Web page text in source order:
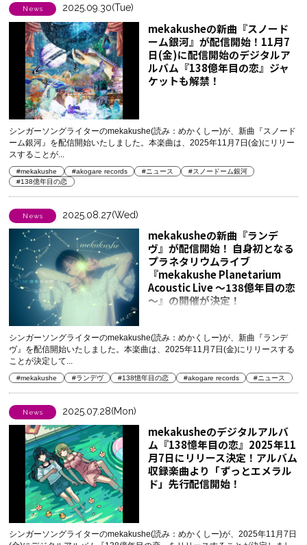
News 2025.09.30(Tue)
mekakusheの新曲『スノード
ーム銀河』が配信開始！11月7
日(金)に配信開始のデジタルア
ルバム『138億年目の恋』ジャ
ケットも解禁！
シンガーソングライターのmekakushe(読み：めかくしー)が、新曲『スノード
ーム銀河』を配信開始いたしました。本楽曲は、2025年11月7日(金)にリリー
スすることが...
#mekakushe #akogare records #ニュース
#スノードーム銀河
#138億年目の恋
News 2025.08.27(Wed)
mekakusheの新曲『ランデ
ヴ』が配信開始！ 自身初となる
プラネタリウムライブ
『mekakushe Planetarium
Acoustic Live ～138億年目の恋
～』の開催が決定！
シンガーソングライターのmekakushe(読み：めかくしー)が、新曲『ランデ
ヴ』を配信開始いたしました。本楽曲は、2025年11月7日(金)にリリースする
ことが決定して...
#mekakushe #ランデヴ #138憶年目の恋 #akogare records #ニュース
News 2025.07.28(Mon)
mekakusheのデジタルアルバ
ム『138憶年目の恋』2025年11
月7日にリリース決定！アルバム
収録楽曲より「ずっとエメラル
ド」先行配信開始！
シンガーソングライターのmekakushe(読み：めかくしー)が、2025年11月7日